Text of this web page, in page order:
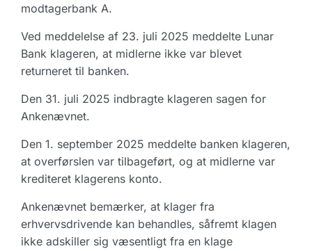
modtagerbank A.
Ved meddelelse af 23. juli 2025 meddelte Lunar
Bank klageren, at midlerne ikke var blevet
returneret til banken.
Den 31. juli 2025 indbragte klageren sagen for
Ankenævnet.
Den 1. september 2025 meddelte banken klageren,
at overførslen var tilbageført, og at midlerne var
krediteret klagerens konto.
Ankenævnet bemærker, at klager fra
erhvervsdrivende kan behandles, såfremt klagen
ikke adskiller sig væsentligt fra en klage